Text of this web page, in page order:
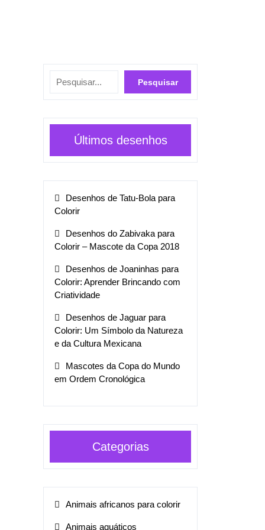
Pesquisar
Pesquisar
Últimos desenhos
Desenhos de Tatu-Bola para
Colorir
Desenhos do Zabivaka para
Colorir – Mascote da Copa 2018
Desenhos de Joaninhas para
Colorir: Aprender Brincando com
Criatividade
Desenhos de Jaguar para
Colorir: Um Símbolo da Natureza
e da Cultura Mexicana
Mascotes da Copa do Mundo
em Ordem Cronológica
Categorias
Animais africanos para colorir
Animais aquáticos